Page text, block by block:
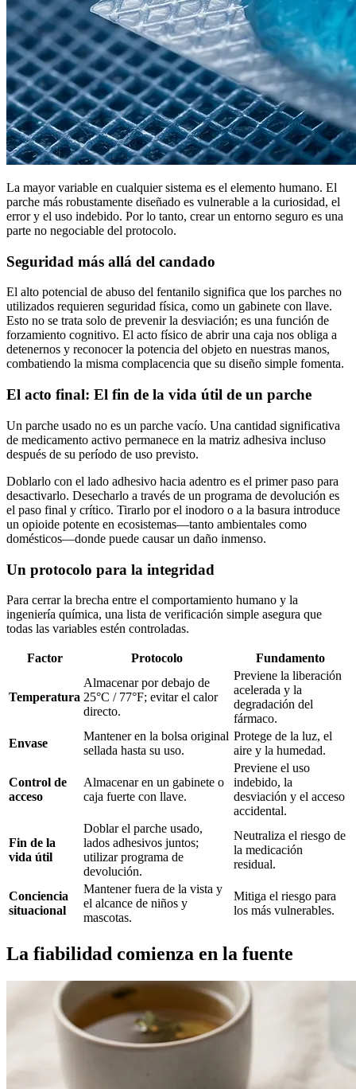
La mayor variable en cualquier sistema es el elemento humano. El
parche más robustamente diseñado es vulnerable a la curiosidad, el
error y el uso indebido. Por lo tanto, crear un entorno seguro es una
parte no negociable del protocolo.
Seguridad más allá del candado
El alto potencial de abuso del fentanilo significa que los parches no
utilizados requieren seguridad física, como un gabinete con llave.
Esto no se trata solo de prevenir la desviación; es una función de
forzamiento cognitivo. El acto físico de abrir una caja nos obliga a
detenernos y reconocer la potencia del objeto en nuestras manos,
combatiendo la misma complacencia que su diseño simple fomenta.
El acto final: El fin de la vida útil de un parche
Un parche usado no es un parche vacío. Una cantidad significativa
de medicamento activo permanece en la matriz adhesiva incluso
después de su período de uso previsto.
Doblarlo con el lado adhesivo hacia adentro es el primer paso para
desactivarlo. Desecharlo a través de un programa de devolución es
el paso final y crítico. Tirarlo por el inodoro o a la basura introduce
un opioide potente en ecosistemas—tanto ambientales como
domésticos—donde puede causar un daño inmenso.
Un protocolo para la integridad
Para cerrar la brecha entre el comportamiento humano y la
ingeniería química, una lista de verificación simple asegura que
todas las variables estén controladas.
Factor Protocolo Fundamento
Temperatura
Almacenar por debajo de
25°C / 77°F; evitar el calor
directo.
Previene la liberación
acelerada y la
degradación del
fármaco.
Envase
Mantener en la bolsa original
sellada hasta su uso.
Protege de la luz, el
aire y la humedad.
Control de
acceso
Almacenar en un gabinete o
caja fuerte con llave.
Previene el uso
indebido, la
desviación y el acceso
accidental.
Fin de la
vida útil
Doblar el parche usado,
lados adhesivos juntos;
utilizar programa de
devolución.
Neutraliza el riesgo de
la medicación
residual.
Conciencia
situacional
Mantener fuera de la vista y
el alcance de niños y
mascotas.
Mitiga el riesgo para
los más vulnerables.
La fiabilidad comienza en la fuente